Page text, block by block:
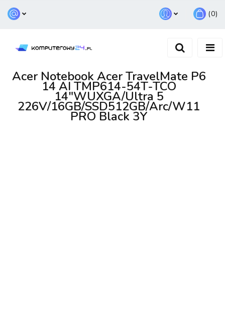
Zarejestruj się
(0)
Acer Notebook Acer TravelMate P6
14 AI TMP614-54T-TCO
14"WUXGA/Ultra 5
226V/16GB/SSD512GB/Arc/W11
PRO Black 3Y